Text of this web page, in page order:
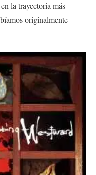
la trayectoria más
originalmente